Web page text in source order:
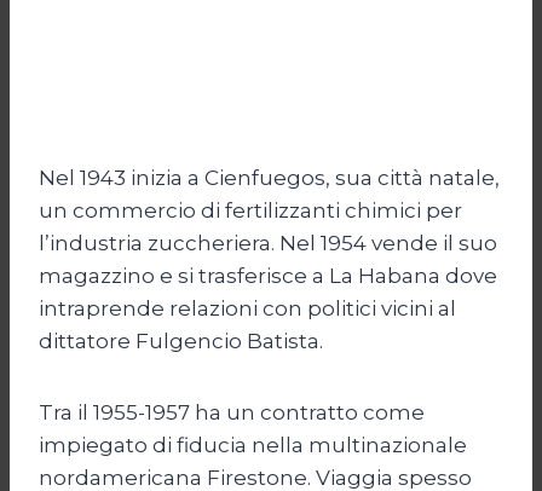
Nel 1943 inizia a Cienfuegos, sua città natale,
un commercio di fertilizzanti chimici per
l’industria zuccheriera. Nel 1954 vende il suo
magazzino e si trasferisce a La Habana dove
intraprende relazioni con politici vicini al
dittatore Fulgencio Batista.
Tra il 1955-1957 ha un contratto come
impiegato di fiducia nella multinazionale
nordamericana Firestone. Viaggia spesso